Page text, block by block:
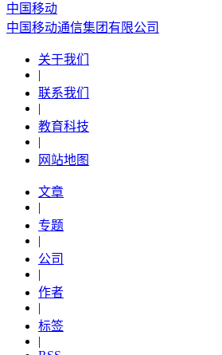
中国移动
中国移动通信集团有限公司
关于我们
|
联系我们
|
教育科技
|
网站地图
文章
|
专题
|
公司
|
作者
|
标签
|